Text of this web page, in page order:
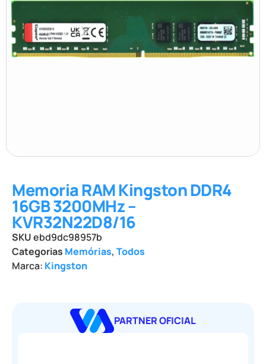
Memoria RAM Kingston DDR4
16GB 3200MHz –
KVR32N22D8/16
SKUebd9dc98957b
Categorias Memórias, Todos
Marca: Kingston
PARTNER OFICIAL